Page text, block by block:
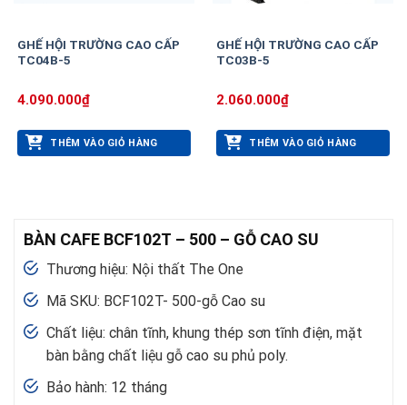
GHẾ HỘI TRƯỜNG CAO CẤP
TC04B-5
4.090.000₫
THÊM VÀO GIỎ HÀNG
GHẾ HỘI TRƯỜNG CAO CẤP
TC03B-5
2.060.000₫
THÊM VÀO GIỎ HÀNG
BÀN CAFE BCF102T – 500 – GỖ CAO SU
Thương hiệu: Nội thất The One
Mã SKU: BCF102T- 500-gỗ Cao su
Chất liệu: chân tĩnh, khung thép sơn tĩnh điện, mặt
bàn bằng chất liệu gỗ cao su phủ poly.
Bảo hành: 12 tháng